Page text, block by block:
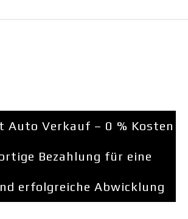
Auto Verkauf – 0 % Kosten
Bezahlung für eine
erfolgreiche Abwicklung